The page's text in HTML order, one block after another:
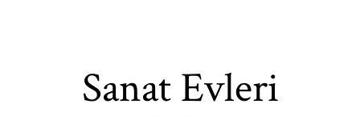
Sanat Evleri